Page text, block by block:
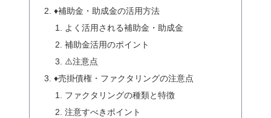
♦️補助金・助成金の活用方法
よく活用される補助金・助成金
補助金活用のポイント
⚠️注意点
♦️売掛債権・ファクタリングの注意点
ファクタリングの種類と特徴
注意すべきポイント